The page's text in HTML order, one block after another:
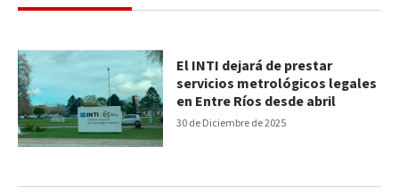
30 de Diciembre de 2025
El INTI dejará de prestar
servicios metrológicos legales
en Entre Ríos desde abril